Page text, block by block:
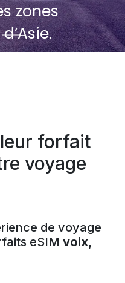
zones
forfait
voyage
de voyage
eSIM voix,